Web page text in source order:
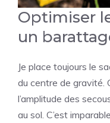
Optimiser
un
Je place toujours le
du centre de gravité.
l’amplitude des
au sol. C’est